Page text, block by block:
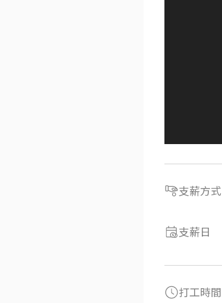
支薪方式
支薪日
打工時間